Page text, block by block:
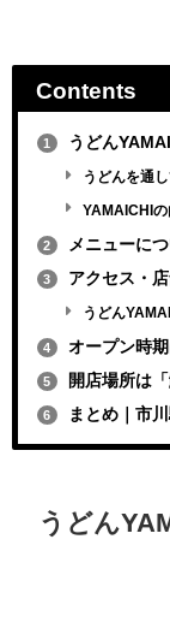
Contents
1 うどん
うどんを通
YAMAICHIの
2 メニューに
3 アクセス・
うどん
4 オープン時
5 開店場所は
6 まとめ｜市
うどん